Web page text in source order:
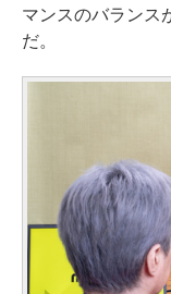
マンスのバランス
だ。